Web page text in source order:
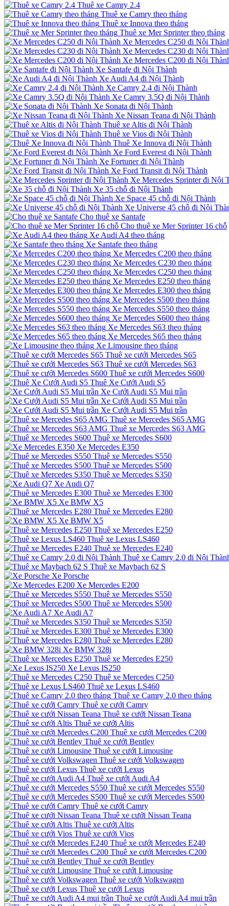
Thuê xe Camry 2.4
Thuê xe Camry theo tháng
Thuê xe Innova theo tháng
Thuê xe Mer Sprinter theo tháng
Xe Mercedes C250 đi Nội
Xe Mercedes C230 đi Nội
Xe Mercedes C200 đi Nội
Xe Santafe đi Nội Thành
Xe Audi A4 đi Nội Thành
Xe Camry 2.4 đi Nội Thành
Xe Camry 3.5Q đi Nội Thành
Xe Sonata đi Nội Thành
Xe Nissan Teana đi Nội Thành
Thuê xe Altis đi Nội Thành
Thuê xe Vios đi Nội Thành
Thuê Xe Innova đi Nội Thành
Xe Ford Everest đi Nội Thành
Xe Fortuner đi Nội Thành
Xe Ford Transit đi Nội Thành
Xe Mercedes Sprinter đi Nội
Xe 35 chỗ đi Nội Thành
Xe Space 45 chỗ đi Nội Thành
Xe Universe 45 chỗ đi Nội
Cho thuê xe Santafe
Cho thuê xe Mer Sprinter 16 chỗ
Xe Audi A4 theo tháng
Xe Santafe theo tháng
Xe Mercedes C200 theo tháng
Xe Mercedes C230 theo tháng
Xe Mercedes C250 theo tháng
Xe Mercedes E250 theo tháng
Xe Mercedes E300 theo tháng
Xe Mercedes S500 theo tháng
Xe Mercedes S550 theo tháng
Xe Mercedes S600 theo tháng
Xe Mercedes S63 theo tháng
Xe Mercedes S65 theo tháng
Xe Limousine theo tháng
Thuê xe cưới Mercedes S65
Thuê xe cưới Mercedes S63
Thuê xe cưới Mercedes S600
Thuê Xe Cưới Audi S5
Xe Cưới Audi S5 Mui trần
Xe Cưới Audi S5 Mui trần
Xe Cưới Audi S5 Mui trần
Thuê xe Mercedes S65 AMG
Thuê xe Mercedes S63 AMG
Thuê xe Mercedes S600
Xe Mercedes E350
Thuê xe Mercedes S550
Thuê xe Mercedes S500
Thuê xe Mercedes S350
Xe Audi Q7
Thuê xe Mercedes E300
Xe BMW X5
Thuê xe Mercedes E280
Xe BMW X5
Thuê xe Mercedes E250
Thuê xe Lexus LS460
Thuê xe Mercedes E240
Thuê xe Camry 2.0 đi Nội
Thuê xe Maybach 62 S
Xe Porsche
Xe Mercedes E200
Thuê xe Mercedes S550
Thuê xe Mercedes S500
Xe Audi A7
Thuê xe Mercedes S350
Thuê xe Mercedes E300
Thuê xe Mercedes E280
Xe BMW 328i
Thuê xe Mercedes E250
Xe Lexus IS250
Thuê xe Mercedes C250
Thuê xe Lexus LS460
Thuê xe Camry 2.0 theo tháng
Thuê xe cưới Camry
Thuê xe cưới Nissan Teana
Thuê xe cưới Altis
Thuê xe cưới Mercedes C200
Thuê xe cưới Bentley
Thuê xe cưới Limousine
Thuê xe cưới Volkswagen
Thuê xe cưới Lexus
Thuê xe cưới Audi A4
Thuê xe cưới Mercedes S550
Thuê xe cưới Mercedes S500
Thuê xe cưới Camry
Thuê xe cưới Nissan Teana
Thuê xe cưới Altis
Thuê xe cưới Vios
Thuê xe cưới Mercedes E240
Thuê xe cưới Mercedes C200
Thuê xe cưới Bentley
Thuê xe cưới Limousine
Thuê xe cưới Volkswagen
Thuê xe cưới Lexus
Thuê xe cưới Audi A4 mui trần